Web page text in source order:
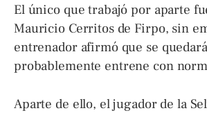
El único que trabajó por aparte
Mauricio Cerritos de Firpo, sin
entrenador afirmó que se
probablemente entrene con
Aparte de ello, el jugador de la